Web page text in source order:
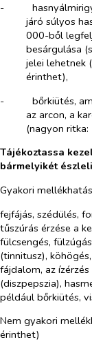
-​
járó súlyos
000-ből
besárgulása
jelei lehetnek
érinthet),
-​
bőrkiütés,
az arcon, a
(nagyon
Tájékoztassa
bármelyikét
Gyakori
fejfájás, szédülés,
tűszúrás érzése a
fülcsengés,
(tinnitusz),
fájdalom, az
(diszpepszia),
például bőrkiütés,
Nem gyakori
érinthet)